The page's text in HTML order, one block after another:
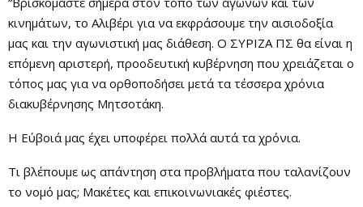
κινημάτων, το Αλιβέρι για να εκφράσουμε την αισιοδοξία
μας και την αγωνιστική μας διάθεση. Ο ΣΥΡΙΖΑ ΠΣ θα είναι η
επόμενη αριστερή, προοδευτική κυβέρνηση που χρειάζεται ο
τόπος μας για να ορθοποδήσει μετά τα τέσσερα χρόνια
διακυβέρνησης Μητσοτάκη.
Η Εύβοιά μας έχει υποφέρει πολλά αυτά τα χρόνια.
Τι βλέπουμε ως απάντηση στα προβλήματα που ταλανίζουν
το νομό μας; Μακέτες και επικοινωνιακές φιέστες.